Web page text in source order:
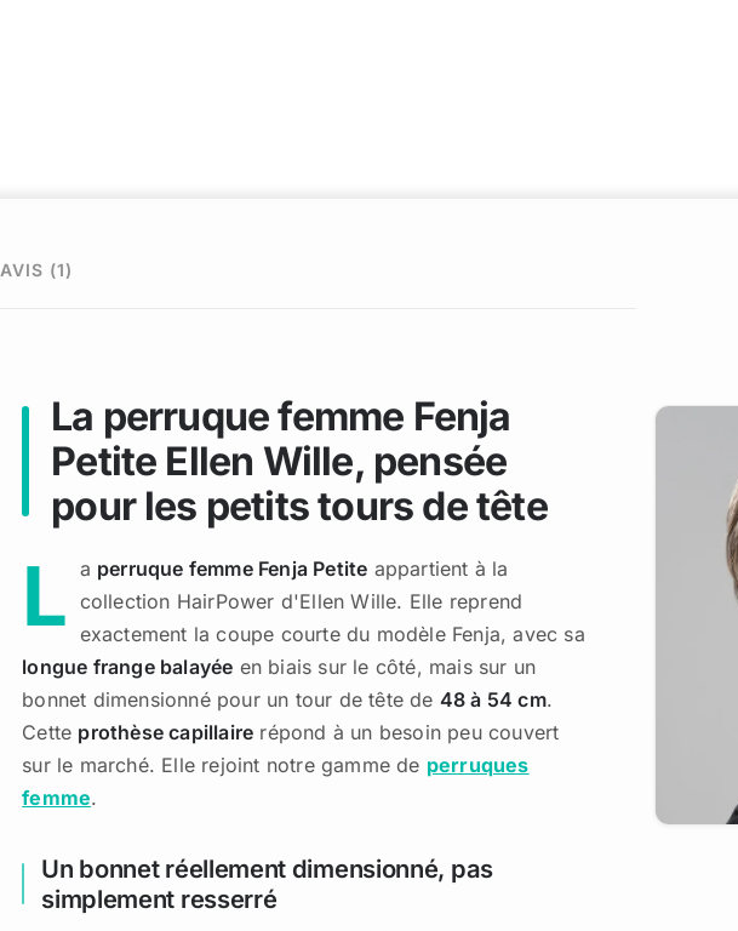
AVIS (1)
La perruque femme Fenja
Petite Ellen Wille, pensée
pour les petits tours de tête
L a perruque femme Fenja Petite appartient à la
collection HairPower d'Ellen Wille. Elle reprend
exactement la coupe courte du modèle Fenja, avec sa
longue frange balayée en biais sur le côté, mais sur un
bonnet dimensionné pour un tour de tête de 48 à 54 cm.
Cette prothèse capillaire répond à un besoin peu couvert
sur le marché. Elle rejoint notre gamme de perruques
femme.
Un bonnet réellement dimensionné, pas
simplement resserré